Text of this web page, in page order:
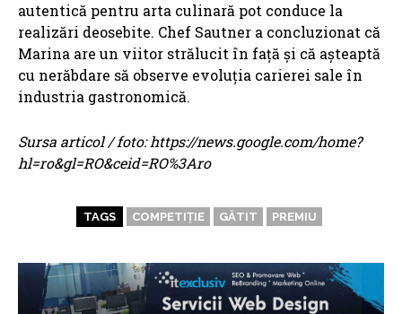
autentică pentru arta culinară pot conduce la
realizări deosebite. Chef Sautner a concluzionat că
Marina are un viitor strălucit în față și că așteaptă
cu nerăbdare să observe evoluția carierei sale în
industria gastronomică.
Sursa articol / foto: https://news.google.com/home?
hl=ro&gl=RO&ceid=RO%3Aro
TAGS COMPETIȚIE GĂTIT PREMIU